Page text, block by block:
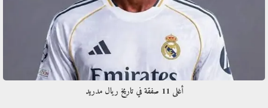
أغلى 11 صفقة في تاريخ ريال مدريد